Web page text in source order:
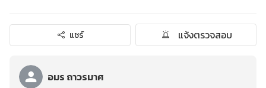
แชร์ แจ้งตรวจสอบ
อมร ถาวรมาศ